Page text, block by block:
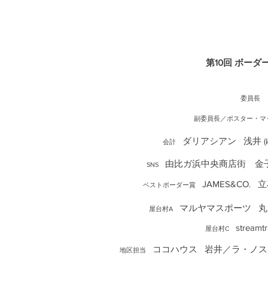
第10回 ボーダ
委員長
副委員長／ ポスター・
会計 ダリアシアン 浅井 (
SNS 由比ガ浜中央商店街 金
ベストボーダー賞 JAMES&CO.
屋台村A マルヤマスポーツ
屋台村C
地区担当 ココハウス 岩井／ラ・ノ